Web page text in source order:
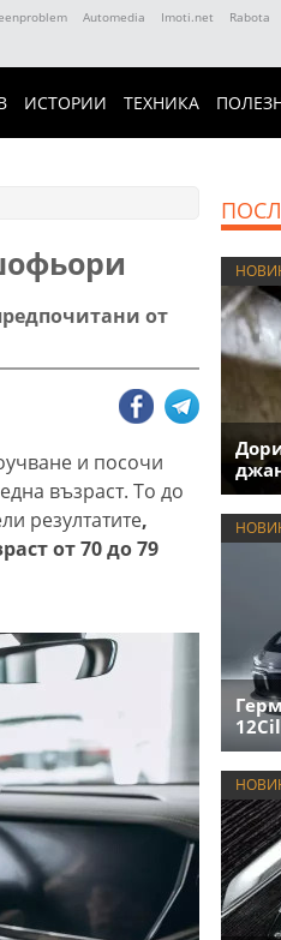
Automedia Imoti.net Rabota
ИСТОРИИ ТЕХНИКА
от
и посочи
възраст. То до
резултатите,
от 70 до 79